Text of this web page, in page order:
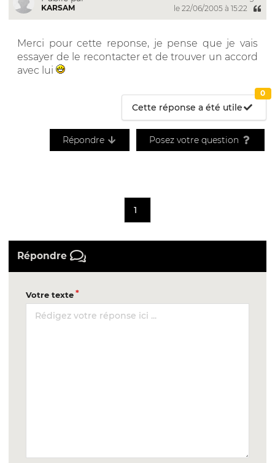
KARSAM
le 22/06/2005 à 15:22
Merci pour cette reponse, je pense que je vais
essayer de le recontacter et de trouver un accord
avec lui
Cette réponse a été utile
0
Répondre Posez votre question
1
Répondre
Votre texte